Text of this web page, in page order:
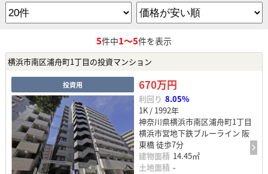
5件中1～5件を表示
横浜市南区浦舟町1丁目の投資マンション
投資用 670万円
利回り 8.05%
1K / 1992年
神奈川県横浜市南区浦舟町1丁目
横浜市営地下鉄ブルーライン 阪
東橋 徒歩7分
建物面積 14.45㎡
土地面積 -